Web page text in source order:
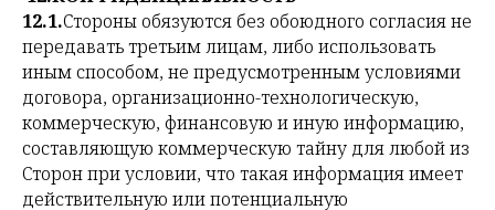
12.1.Стороны обязуются без обоюдного согласия не
передавать третьим лицам, либо использовать
иным способом, не предусмотренным условиями
договора, организационно-технологическую,
коммерческую, финансовую и иную информацию,
составляющую коммерческую тайну для любой из
Сторон при условии, что такая информация имеет
действительную или потенциальную